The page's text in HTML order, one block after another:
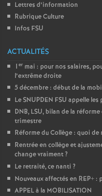
Lettres d’information
Rubrique Culture
Infos FSU
ACTUALITÉS
1 er mai : pour nos salaires,
l’extrême droite
5 décembre : début de la
Le SNUPDEN FSU appelle
DNB, LSU, bilan de la
trimestre
Réforme du Collège : quoi
Rentrée en collège et
change vraiment?
Le retraité, ce nanti ?
Nouveaux affectés en REP+ :
APPEL à la MOBILISATION